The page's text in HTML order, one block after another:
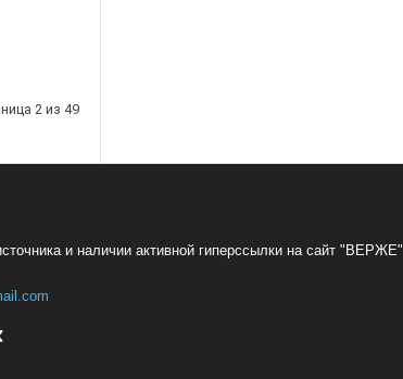
2 из 49
и наличии активной гиперссылки на сайт "ВЕРЖЕ"